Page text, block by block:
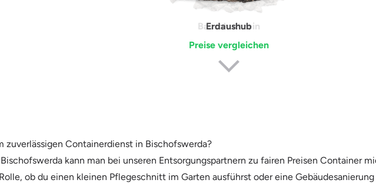
Erdaushub
Preise vergleichen
zuverlässigen Containerdienst in Bischofswerda?
kann man bei unseren Entsorgungspartnern zu fairen Preisen Container
ob du einen kleinen Pflegeschnitt im Garten ausführst oder eine